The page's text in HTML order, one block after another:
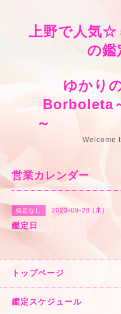
上野で人気☆
の
ゆかり
Borboleta
Welcome
営業カレンダー
指定なし 2023-09-28 (木)
鑑定日
トップページ
鑑定スケジュール